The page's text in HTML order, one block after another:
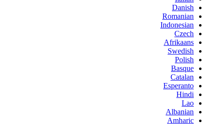
Danish
Romanian
Indonesian
Czech
Afrikaans
Swedish
Polish
Basque
Catalan
Esperanto
Hindi
Lao
Albanian
Amharic